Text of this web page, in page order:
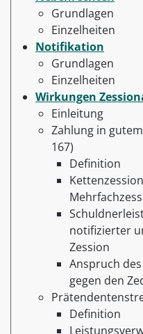
Grundlagen
Einzelheiten
Notifikation
Grundlagen
Einzelheiten
Wirkungen
Einleitung
Zahlung in
167)
Definition
notifizierter
Zession
Anspruch
gegen den
Definition